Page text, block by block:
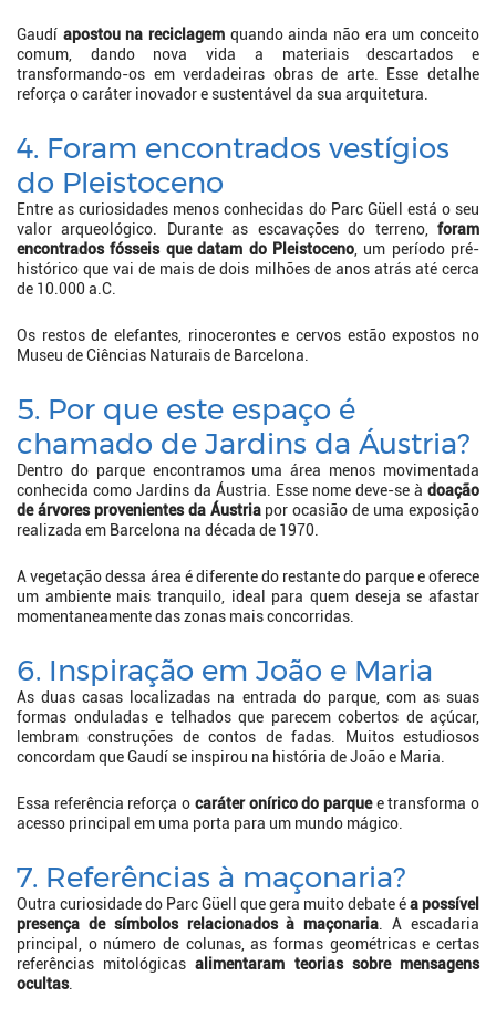
Gaudí apostou na reciclagem quando ainda não era um conceito
comum, dando nova vida a materiais descartados e
transformando-os em verdadeiras obras de arte. Esse detalhe
reforça o caráter inovador e sustentável da sua arquitetura.
4. Foram encontrados vestígios
do Pleistoceno
Entre as curiosidades menos conhecidas do Parc Güell está o seu
valor arqueológico. Durante as escavações do terreno, foram
encontrados fósseis que datam do Pleistoceno, um período pré-
histórico que vai de mais de dois milhões de anos atrás até cerca
de 10.000 a.C.
Os restos de elefantes, rinocerontes e cervos estão expostos no
Museu de Ciências Naturais de Barcelona.
5. Por que este espaço é
chamado de Jardins da Áustria?
Dentro do parque encontramos uma área menos movimentada
conhecida como Jardins da Áustria. Esse nome deve-se à doação
de árvores provenientes da Áustriapor ocasião de uma exposição
realizada em Barcelona na década de 1970.
A vegetação dessa área é diferente do restante do parque e oferece
um ambiente mais tranquilo, ideal para quem deseja se afastar
momentaneamente das zonas mais concorridas.
6. Inspiração em João e Maria
As duas casas localizadas na entrada do parque, com as suas
formas onduladas e telhados que parecem cobertos de açúcar,
lembram construções de contos de fadas. Muitos estudiosos
concordam que Gaudí se inspirou na história de João e Maria.
Essa referência reforça o caráter onírico do parquee transforma o
acesso principal em uma porta para um mundo mágico.
7. Referências à maçonaria?
Outra curiosidade do Parc Güell que gera muito debate éa possível
presença de símbolos relacionados à maçonaria . A escadaria
principal, o número de colunas, as formas geométricas e certas
referências mitológicasalimentaram teorias sobre mensagens
ocultas.